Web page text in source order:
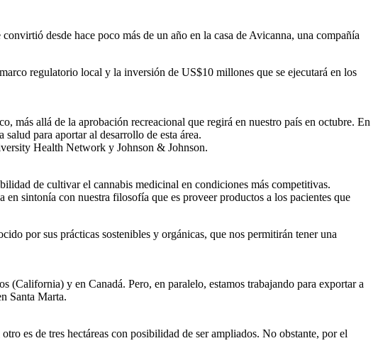
desde hace poco más de un año en la casa de Avicanna, una compañía
regulatorio local y la inversión de US$10 millones que se ejecutará en los
más allá de la aprobación recreacional que regirá en nuestro país en octubre. En
para aportar al desarrollo de esta área.
Health Network y Johnson & Johnson.
de cultivar el cannabis medicinal en condiciones más competitivas.
sintonía con nuestra filosofía que es proveer productos a los pacientes que
por sus prácticas sostenibles y orgánicas, que nos permitirán tener una
(California) y en Canadá. Pero, en paralelo, estamos trabajando para exportar a
Santa Marta.
es de tres hectáreas con posibilidad de ser ampliados. No obstante, por el